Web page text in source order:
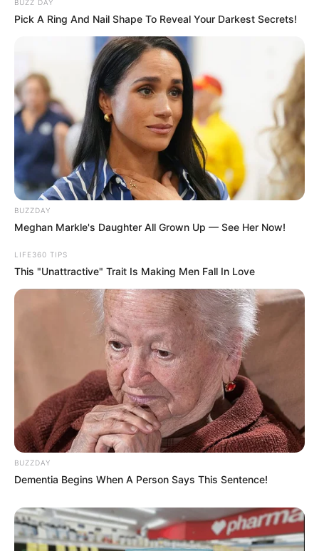
BUZZ DAY
Pick A Ring And Nail Shape To Reveal Your Darkest Secrets!
BUZZDAY
Meghan Markle's Daughter All Grown Up — See Her Now!
LIFE360 TIPS
This "Unattractive" Trait Is Making Men Fall In Love
BUZZDAY
Dementia Begins When A Person Says This Sentence!